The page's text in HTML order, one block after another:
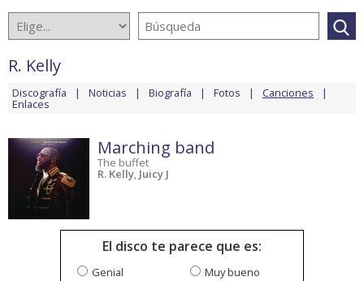
R. Kelly
Discografía Noticias Biografía Fotos Canciones
Enlaces
Marching band
The buffet
R. Kelly, Juicy J
El disco te parece que es:
Genial
Muy bueno